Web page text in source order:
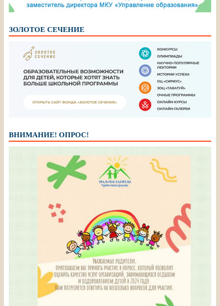
ЗОЛОТОЕ СЕЧЕНИЕ
ВНИМАНИЕ! ОПРОС!